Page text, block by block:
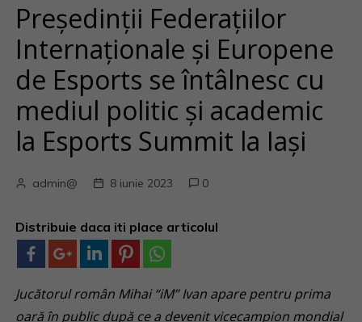
Președinții Federațiilor
Internaționale și Europene
de Esports se întâlnesc cu
mediul politic și academic
la Esports Summit la Iași
admin@ 8 iunie 2023 0
Distribuie daca iti place articolul
Jucătorul român Mihai“iM” Ivan apare pentru prima
oară în public după ce a devenit vicecampion mondial